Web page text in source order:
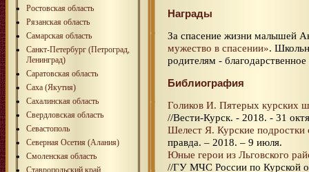
Ростовская область
Рязанская область
Самарская область
Санкт-Петербург (Петроград,
Ленинград)
Саратовская область
Саха (Якутия)
Сахалинская область
Свердловская область
Севастополь
Северная Осетия (Алания)
Смоленская область
Ставропольский край
Награды
За спасение жизни малышей
мужество в спасении».
родителям -
Библиография
Голиков И. Пятерых курских
//Вести-Курск. - 2018. - 31
Шелест Я. Курские подростки
правда. – 2018. – 9 июля.
Юные герои из Льговского
//ГУ МЧС России по Курской